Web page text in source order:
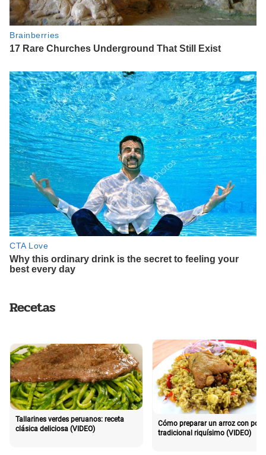
Recetas
Tallarines verdes peruanos: receta
clásica deliciosa (VIDEO)
Cómo preparar un arroz con pollo
tradicional riquísimo (VIDEO)